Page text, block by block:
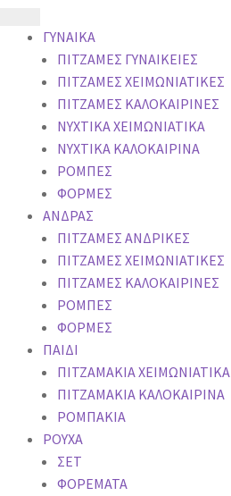
ΓΥΝΑΙΚΑ
ΠΙΤΖΑΜΕΣ ΓΥΝΑΙΚΕΙΕΣ
ΠΙΤΖΑΜΕΣ ΧΕΙΜΩΝΙΑΤΙΚΕΣ
ΠΙΤΖΑΜΕΣ KAΛΟΚΑΙΡΙΝΕΣ
ΝΥΧΤΙΚΑ ΧΕΙΜΩΝΙΑΤΙΚΑ
ΝΥΧΤΙΚΑ ΚΑΛΟΚΑΙΡΙΝΑ
ΡΟΜΠΕΣ
ΦΟΡΜΕΣ
ΑΝΔΡΑΣ
ΠΙΤΖΑΜΕΣ ΑΝΔΡΙΚΕΣ
ΠΙΤΖΑΜΕΣ ΧΕΙΜΩΝΙΑΤΙΚΕΣ
ΠΙΤΖΑΜΕΣ KAΛΟΚΑΙΡΙΝΕΣ
ΡΟΜΠΕΣ
ΦΟΡΜΕΣ
ΠΑΙΔΙ
ΠΙΤΖΑΜΑΚΙΑ ΧΕΙΜΩΝΙΑΤΙΚΑ
ΠΙΤΖΑΜΑΚΙΑ ΚΑΛΟΚΑΙΡΙΝΑ
ΡΟΜΠΑΚΙΑ
ΡΟΥΧΑ
ΣΕΤ
ΦΟΡΕΜΑΤΑ